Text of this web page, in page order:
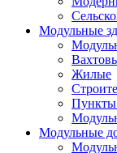
Модульные
Жилые
Пункты
Модульные